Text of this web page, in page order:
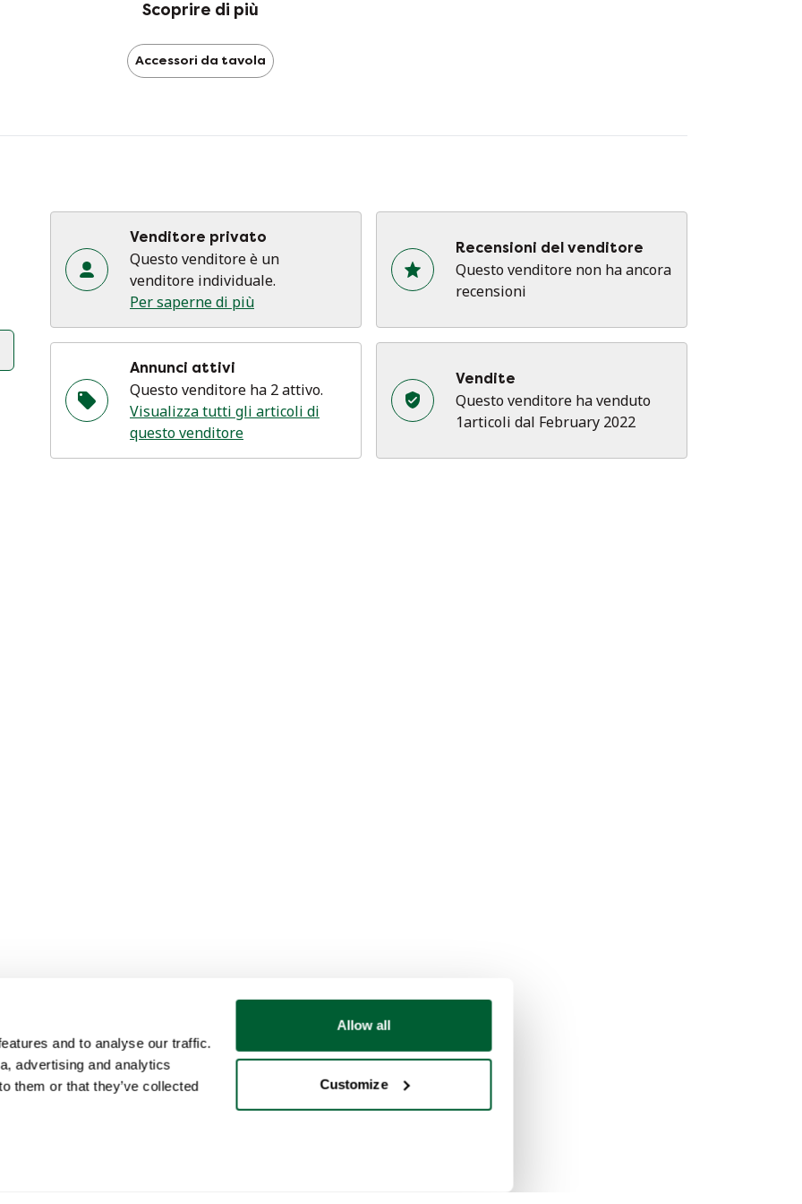
and to analyse our traffic.
advertising and analytics
them or that they’ve collected
Allow all
Customize
Scoprire di più
Accessori da tavola
Venditore privato
Questo venditore è un
venditore individuale.
Per saperne di più
Recensioni del venditore
Questo venditore non ha ancora
recensioni
Annunci attivi
Questo venditore ha 2 attivo.
Visualizza tutti gli articoli di
questo venditore
Vendite
Questo venditore ha venduto
1articoli dal February 2022